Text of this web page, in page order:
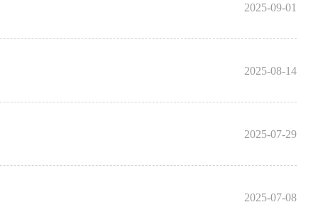
2025-09-01
2025-08-14
2025-07-29
2025-07-08